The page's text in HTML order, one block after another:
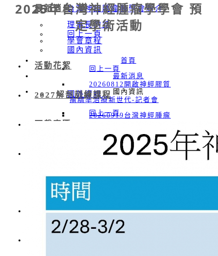
台灣神經腫瘤醫學會簡介
理事長的話
學會章程
最新消息
回上一頁
國內資訊
回上一頁
20260812開啟神經膠質
瘤精準治療新世代-記者會
20260919台灣神經腫瘤
聯合會員大會
神經修復暨再生 聯合夏季研討
會
20260328 神經腫瘤學術
研究升級計畫-實體暨線上說明
國外資訊
回上一頁
Society for Neuro-Oncology
2026-09-24 European
Association of Neuro-
2026-11-12 Society for
活動花絮
2027解剖訓練課程
下載專區
回上一頁
入會資訊
會員專區
聯絡我們
2025年台灣神經腫瘤學學會 預
定學術活動
首頁
最新消息
國內資訊